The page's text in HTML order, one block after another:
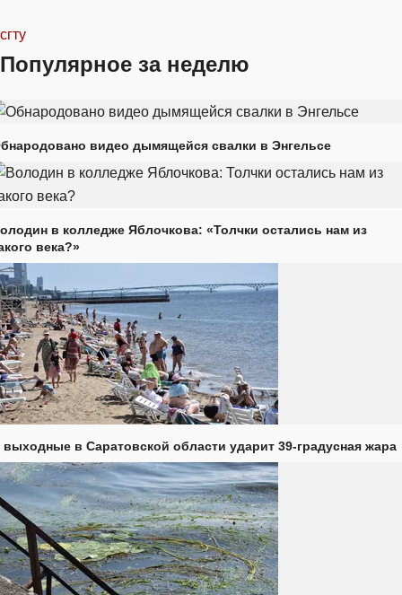
сгту
Популярное за неделю
видео дымящейся свалки в Энгельсе
в колледже Яблочкова: «Толчки остались нам из
века?»
выходные в Саратовской области ударит 39-градусная жара